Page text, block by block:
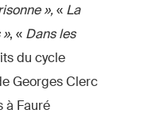
»,« La
, « Dans les
du cycle
Georges Clerc
à Fauré